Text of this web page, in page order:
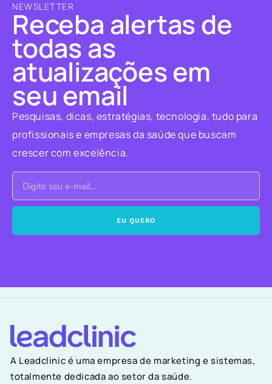
NEWSLETTER
Receba alertas de
todas as
atualizações em
seu email
Pesquisas, dicas, estratégias, tecnologia, tudo para
profissionais e empresas da saúde que buscam
crescer com excelência.
EU QUERO
A Leadclinic é uma empresa de marketing e sistemas,
totalmente dedicada ao setor da saúde.